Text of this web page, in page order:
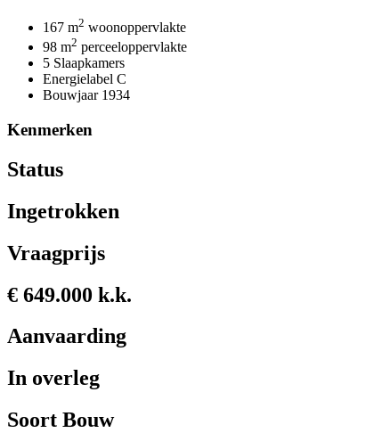
167 m2 woonoppervlakte
98 m2 perceeloppervlakte
5 Slaapkamers
Energielabel C
Bouwjaar 1934
Kenmerken
Status
Ingetrokken
Vraagprijs
€ 649.000 k.k.
Aanvaarding
In overleg
Soort Bouw